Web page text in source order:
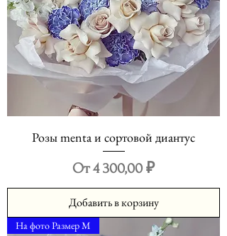
Розы menta и сортовой диантус
От4 300,00 ₽
Цена со скидкой
Добавить в корзину
На фото Размер М